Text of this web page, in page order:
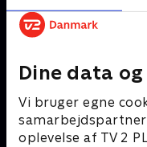
Dine data
Vi bruger egne
oplevelse af TV 2
Andre så også